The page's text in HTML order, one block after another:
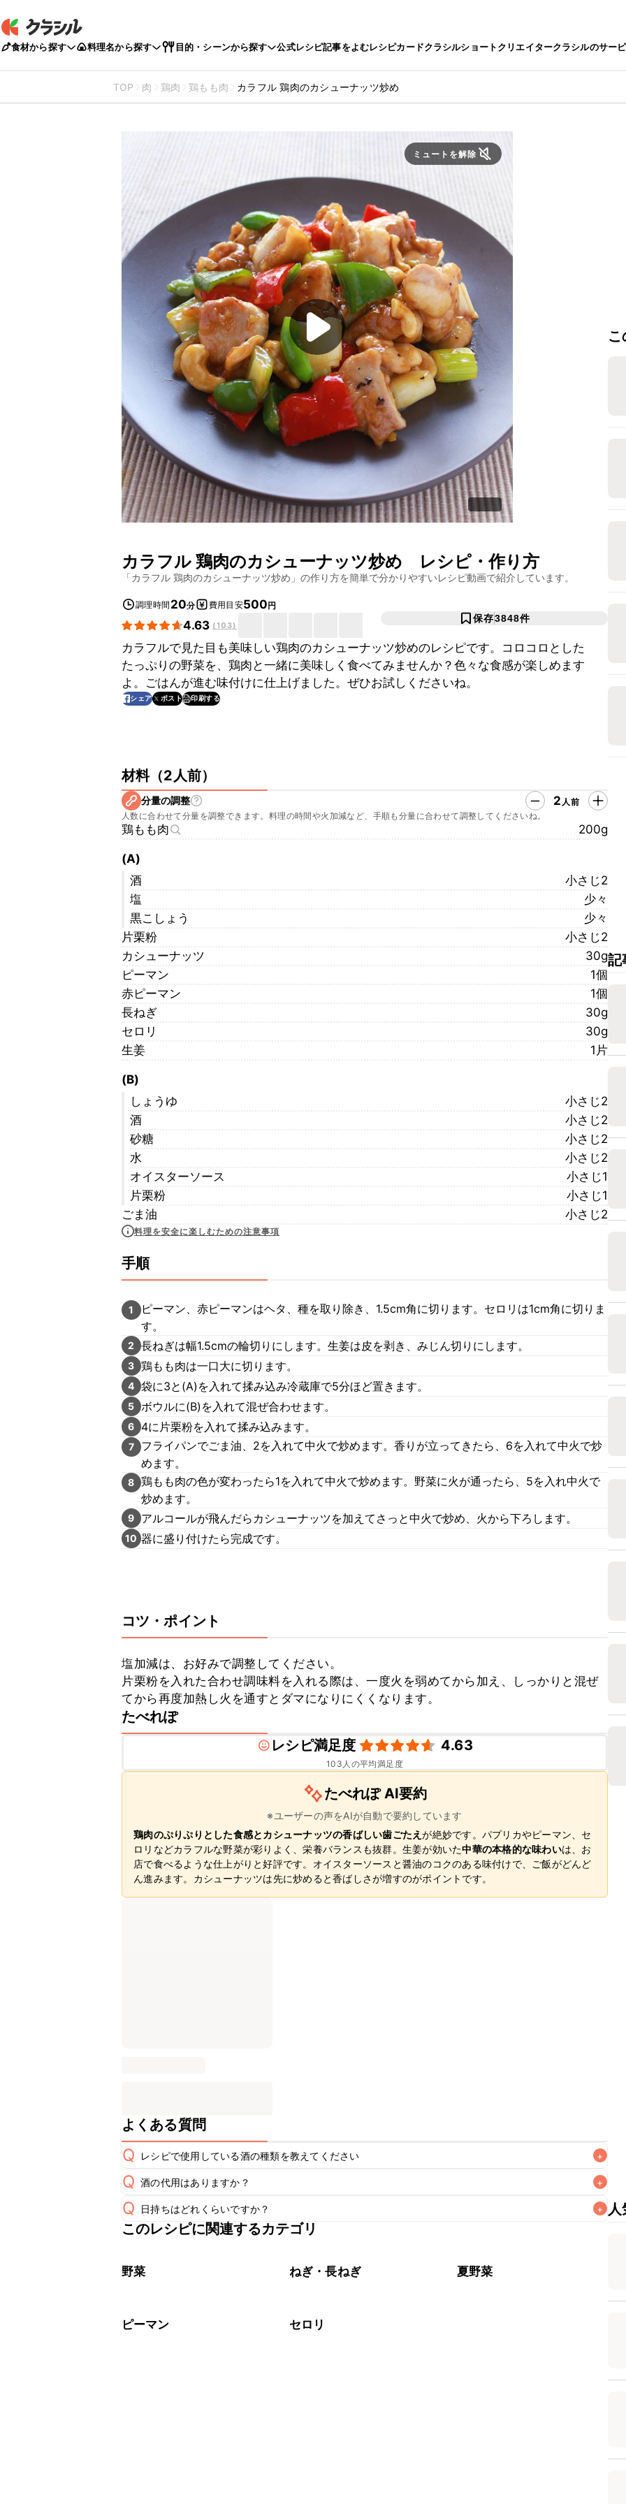
食材から探す 料理名から探す 目的・シーンから探す 公式レシピ記事をよむレシピカードクラシルショートクリエイタークラシルのサー
TOP 肉 鶏肉 鶏もも肉 カラフル 鶏肉のカシューナッツ炒め
ミュートを解除
カラフル 鶏肉のカシューナッツ炒め レシピ・作り方
「カラフル 鶏肉のカシューナッツ炒め 」の作り方を簡単で分かりやすいレシピ動画で紹介しています。
調理時間 20分 費用目安500円
4.63 (103)
保存3848件
カラフルで見た目も美味しい鶏肉のカシューナッツ炒めのレシピです。コロコロとした
たっぷりの野菜を、鶏肉と一緒に美味しく食べてみませんか？色々な食感が楽しめます
よ。ごはんが進む味付けに仕上げました。ぜひお試しくださいね。
シェア ポスト 印刷する
材料（2人前）
分量の調整 2 人前
人数に合わせて分量を調整できます。料理の時間や火加減など、手順も分量に合わせて調整してくださいね。
鶏もも肉 200g
(A)
酒
小さじ2
塩
少々
黒こしょう
少々
片栗粉
小さじ2
カシューナッツ
30g
ピーマン
1個
赤ピーマン
1個
長ねぎ
30g
セロリ
30g
生姜
1片
(B)
しょうゆ
小さじ2
酒
小さじ2
砂糖
小さじ2
水
小さじ2
オイスターソース
小さじ1
片栗粉
小さじ1
ごま油
小さじ2
料理を安全に楽しむための注意事項
手順
1
ピーマン、赤ピーマンはヘタ、種を取り除き、1.5cm角に切ります。セロリは1cm角に切りま
す。
2 長ねぎは幅1.5cmの輪切りにします。生姜は皮を剥き、みじん切りにします。
3 鶏もも肉は一口大に切ります。
4 袋に3と(A)を入れて揉み込み冷蔵庫で5分ほど置きます。
5 ボウルに(B)を入れて混ぜ合わせます。
6 4に片栗粉を入れて揉み込みます。
7
フライパンでごま油、2を入れて中火で炒めます。香りが立ってきたら、6を入れて中火で炒
めます。
8 鶏もも肉の色が変わったら1を入れて中火で炒めます。野菜に火が通ったら、5を入れ中火で
炒めます。
9 アルコールが飛んだらカシューナッツを加えてさっと中火で炒め、火から下ろします。
10 器に盛り付けたら完成です。
コツ・ポイント
塩加減は、お好みで調整してください。
片栗粉を入れた合わせ調味料を入れる際は、一度火を弱めてから加え、しっかりと混ぜ
てから再度加熱し火を通すとダマになりにくくなります。
たべれぽ
レシピ満足度
4.63
103 人の平均満足度
たべれぽ AI要約
※ユーザーの声をAIが自動で要約しています
鶏肉のぷりぷりとした食感とカシューナッツの香ばしい歯ごたえが絶妙です。パプリカやピーマン、セ
ロリなどカラフルな野菜が彩りよく、栄養バランスも抜群。生姜が効いた中華の本格的な味わいは、お
店で食べるような仕上がりと好評です。オイスターソースと醤油のコクのある味付けで、ご飯がどんど
ん進みます。カシューナッツは先に炒めると香ばしさが増すのがポイントです。
よくある質問
Q レシピで使用している酒の種類を教えてください +
A
Q 酒の代用はありますか？ +
A
Q 日持ちはどれくらいですか？ +
保存期間は冷蔵で翌日中が目安です。なるべくお早めにお召し上がりください。
※日持ちは目安です。
このレシピに関連するカテゴリ
野菜 ねぎ・長ねぎ 夏野菜
ピーマン セロリ
記